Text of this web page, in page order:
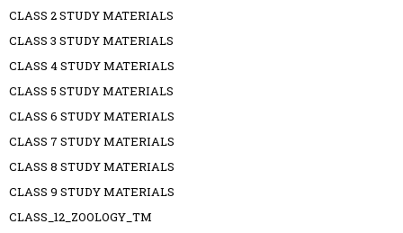
CLASS 2 STUDY MATERIALS
CLASS 3 STUDY MATERIALS
CLASS 4 STUDY MATERIALS
CLASS 5 STUDY MATERIALS
CLASS 6 STUDY MATERIALS
CLASS 7 STUDY MATERIALS
CLASS 8 STUDY MATERIALS
CLASS 9 STUDY MATERIALS
CLASS_12_ZOOLOGY_TM